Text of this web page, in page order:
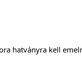
hatványra kell